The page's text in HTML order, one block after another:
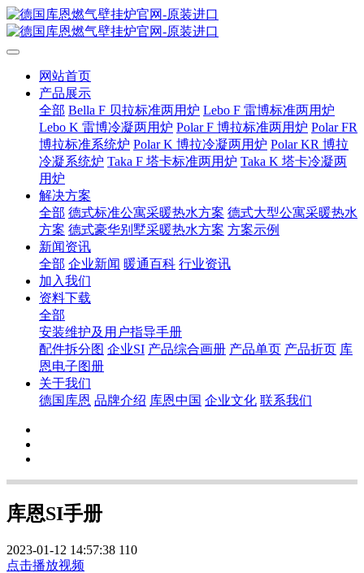
网站首页
产品展示
全部 Bella F 贝拉标准两用炉 Lebo F 雷博标准两用炉
Lebo K 雷博冷凝两用炉 Polar F 博拉标准两用炉 Polar FR
博拉标准系统炉 Polar K 博拉冷凝两用炉 Polar KR 博拉
冷凝系统炉 Taka F 塔卡标准两用炉 Taka K 塔卡冷凝两
用炉
解决方案
全部 德式标准公寓采暖热水方案 德式大型公寓采暖热水
方案 德式豪华别墅采暖热水方案 方案示例
新闻资讯
全部 企业新闻 暖通百科 行业资讯
加入我们
资料下载
全部
安装维护及用户指导手册
配件拆分图 企业SI 产品综合画册 产品单页 产品折页 库
恩电子图册
关于我们
德国库恩 品牌介绍 库恩中国 企业文化 联系我们
库恩SI手册
2023-01-12 14:57:38 110
点击播放视频